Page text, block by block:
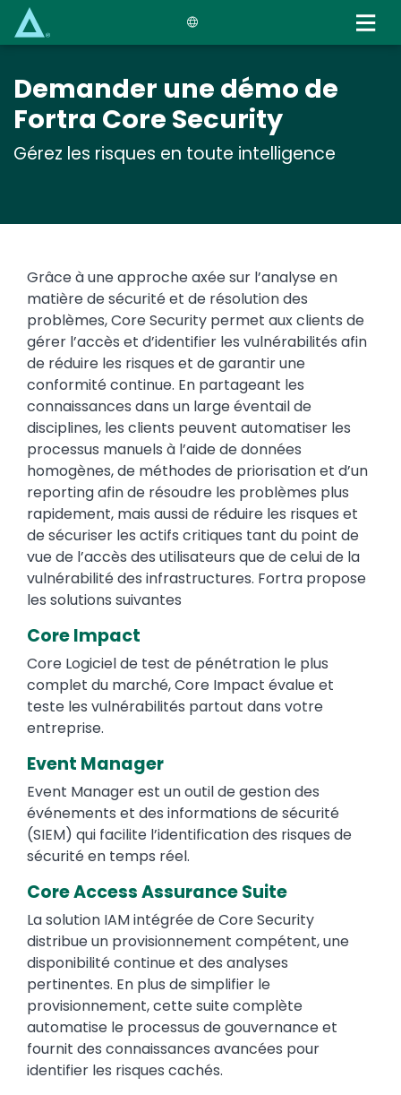
content
Demander une démo de
Fortra Core Security
Gérez les risques en toute intelligence
Grâce à une approche axée sur l’analyse en
matière de sécurité et de résolution des
problèmes, Core Security permet aux clients de
gérer l’accès et d’identifier les vulnérabilités afin
de réduire les risques et de garantir une
conformité continue. En partageant les
connaissances dans un large éventail de
disciplines, les clients peuvent automatiser les
processus manuels à l’aide de données
homogènes, de méthodes de priorisation et d’un
reporting afin de résoudre les problèmes plus
rapidement, mais aussi de réduire les risques et
de sécuriser les actifs critiques tant du point de
vue de l’accès des utilisateurs que de celui de la
vulnérabilité des infrastructures. Fortra propose
les solutions suivantes
Core Impact
Core Logiciel de test de pénétration le plus
complet du marché, Core Impact évalue et
teste les vulnérabilités partout dans votre
entreprise.
Event Manager
Event Manager est un outil de gestion des
événements et des informations de sécurité
(SIEM) qui facilite l’identification des risques de
sécurité en temps réel.
Core Access Assurance Suite
La solution IAM intégrée de Core Security
distribue un provisionnement compétent, une
disponibilité continue et des analyses
pertinentes. En plus de simplifier le
provisionnement, cette suite complète
automatise le processus de gouvernance et
fournit des connaissances avancées pour
identifier les risques cachés.